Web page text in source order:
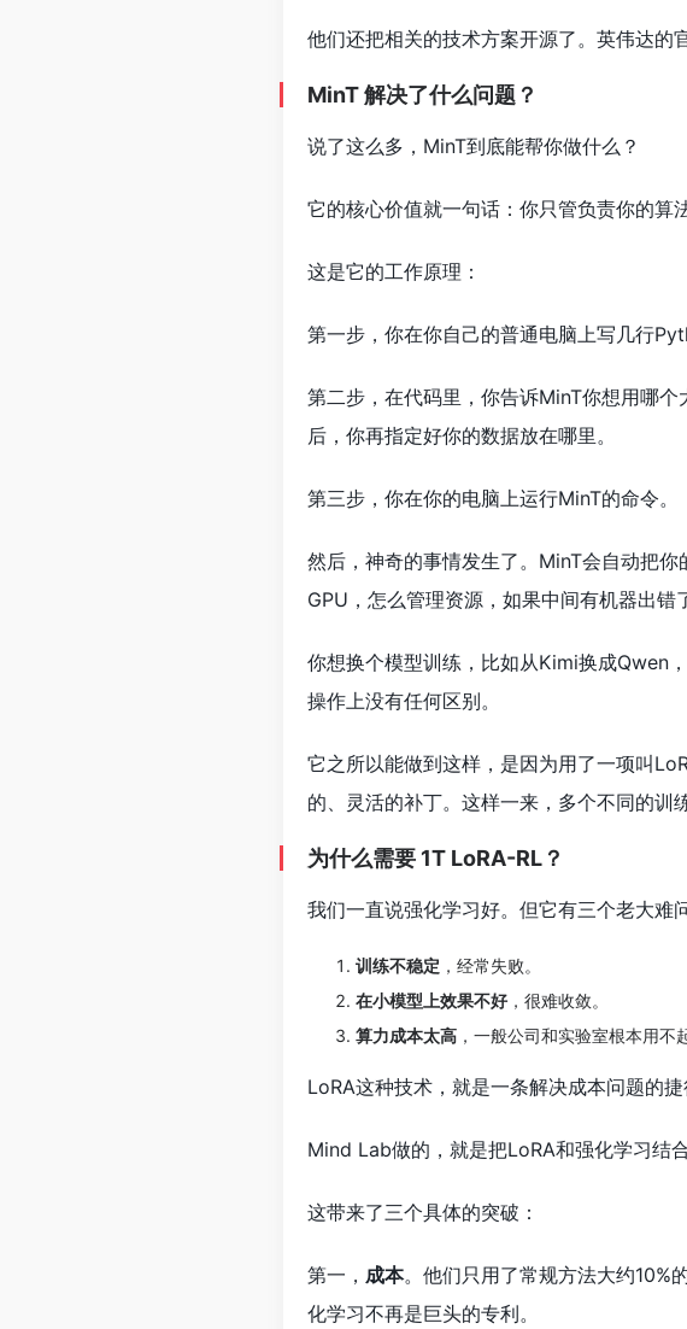
他们还把相关的技术方案开源了。英伟达的
MinT 解决了什么问题？
说了这么多，MinT到底能帮你做什么？
它的核心价值就一句话：你只管负责你的算
这是它的工作原理：
第一步，你在你自己的普通电脑上写几行
第二步，在代码里，你告诉MinT你想用哪
后，你再指定好你的数据放在哪里。
第三步，你在你的电脑上运行MinT的命令。
然后，神奇的事情发生了。MinT会自动把
GPU，怎么管理资源，如果中间有机器出错
你想换个模型训练，比如从Kimi换成Qwen
操作上没有任何区别。
它之所以能做到这样，是因为用了一项叫
的、灵活的补丁。这样一来，多个不同的训
为什么需要 1T LoRA-RL？
我们一直说强化学习好。但它有三个老大难
训练不稳定 ，经常失败。
在小模型上效果不好 ，很难收敛。
算力成本太高 ，一般公司和实验室根本用不
LoRA这种技术，就是一条解决成本问题的
Mind Lab做的，就是把LoRA和强化学习结
这带来了三个具体的突破：
第一， 成本。他们只用了常规方法大约10%
化学习不再是巨头的专利。